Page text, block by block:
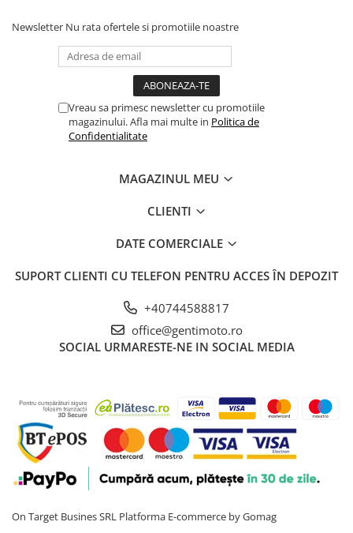
Newsletter Nu rata ofertele si promotiile noastre
Vreau sa primesc newsletter cu promotiile
magazinului. Afla mai multe in Politica de
Confidentialitate
MAGAZINUL MEU
CLIENTI
DATE COMERCIALE
SUPORT CLIENTI CU TELEFON PENTRU ACCES ÎN DEPOZIT
+40744588817
office@gentimoto.ro
SOCIAL URMARESTE-NE IN SOCIAL MEDIA
On Target Busines SRL Platforma E-commerce by Gomag